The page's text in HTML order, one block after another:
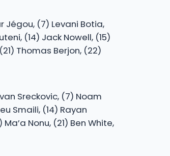
Jégou, (7) Levani Botia,
(14) Jack Nowell, (15)
Thomas Berjon, (22)
Sreckovic, (7) Noam
Smaili, (14) Rayan
Nonu, (21) Ben White,